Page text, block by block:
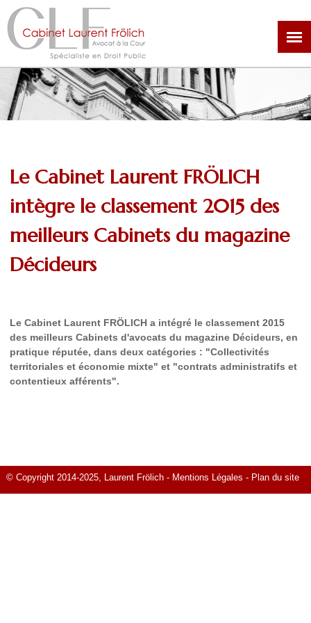
Aller
au
contenu
principal
Le Cabinet Laurent FRÖLICH
intègre le classement 2015 des
meilleurs Cabinets du magazine
Décideurs
Le Cabinet Laurent FRÖLICH a intégré le classement 2015
des meilleurs Cabinets d'avocats du magazine Décideurs, en
pratique réputée, dans deux catégories : "Collectivités
territoriales et économie mixte" et "contrats administratifs et
contentieux afférents".
© Copyright 2014-2025, Laurent Frölich - Mentions Légales - Plan du site